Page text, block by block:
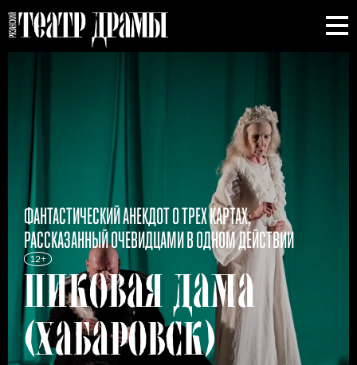
ФАНТАСТИЧЕСКИЙ АНЕКДОТ О ТРЕХ КАРТАХ,
РАССКАЗАННЫЙ ОЧЕВИДЦАМИ В ОДНОМ ДЕЙСТВИИ
12+
ПИКОВАЯ ДАМА
(ХАБАРОВСК)